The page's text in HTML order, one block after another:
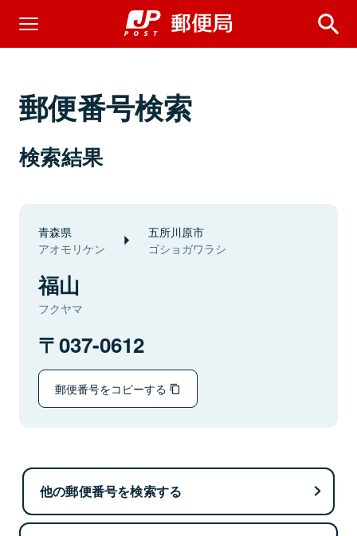
郵便番号検索
検索結果
青森県
アオモリケン
五所川原市
ゴショガワラシ
福山
フクヤマ
037-0612
郵便番号をコピーする
他の郵便番号を検索する